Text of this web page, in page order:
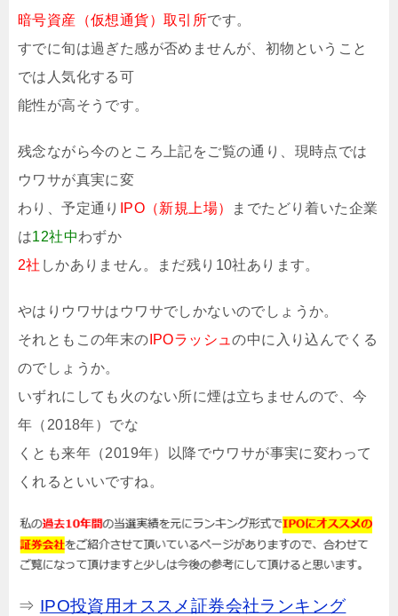
暗号資産（仮想通貨）取引所です。
すでに旬は過ぎた感が否めませんが、初物ということ
では人気化する可
能性が高そうです。
残念ながら今のところ上記をご覧の通り、現時点では
ウワサが真実に変
わり、予定通り
IPO（新規上場）
までたどり着いた企業
は12社中わずか
2社 しかありません。まだ残り10社あります。
やはりウワサはウワサでしかないのでしょうか。
それともこの年末の IPOラッシュの中に入り込んでくる
のでしょうか。
いずれにしても火のない所に煙は立ちませんので、今
年（2018年）でな
くとも来年（2019年）以降でウワサが事実に変わって
くれるといいですね。
⇒ IPO投資用オススメ証券会社ランキング